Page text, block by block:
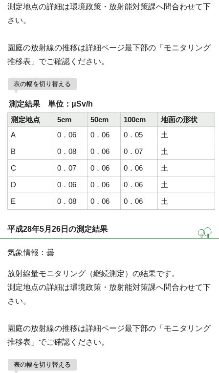
測定地点の詳細は環境政策・放射能対策課へ問合わせて下
さい。
園庭の放射線の推移は詳細ページ最下部の「モニタリング
推移表」でご確認ください。
表の幅を切り替える
測定結果 単位：μSv/h
測定地点
5cm 50cm 100cm
地面の形状
A
0．06 0．06 0．05
土
B
0．08 0．06 0．07
土
C
0．07 0．06 0．06
土
D
0．06 0．06 0．06
土
E
0．08 0．06 0．06 土
平成28年5月26日の測定結果
気象情報：曇
放射線量モニタリング（継続測定）の結果です。
測定地点の詳細は環境政策・放射能対策課へ問合わせて下
さい。
園庭の放射線の推移は詳細ページ最下部の「モニタリング
推移表」でご確認ください。
表の幅を切り替える